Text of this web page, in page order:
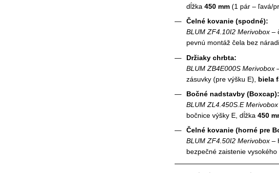
dĺžka 450 mm (1 pár – ľavá/
Čelné kovanie (spodné):
BLUM ZF4.10I2 Merivobox –
pevnú montáž čela bez
Držiaky chrbta:
BLUM ZB4E000S Merivobox
zásuvky (pre výšku E), biela
Bočné nadstavby (Boxcap):
BLUM ZL4.450S.E Merivobox
bočnice výšky E, dĺžka 450
Čelné kovanie (horné pre
BLUM ZF4.50I2 Merivobox –
bezpečné zaistenie